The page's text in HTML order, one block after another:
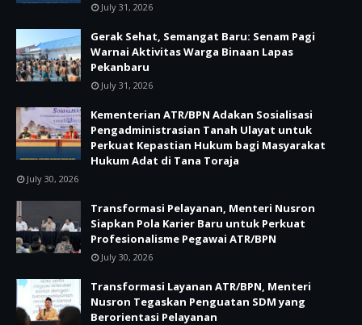
July 31, 2026
Gerak Sehat, Semangat Baru: Senam Pagi
Warnai Aktivitas Warga Binaan Lapas
Pekanbaru
July 31, 2026
Kementerian ATR/BPN Adakan Sosialisasi
Pengadministrasian Tanah Ulayat untuk
Perkuat Kepastian Hukum bagi Masyarakat
Hukum Adat di Tana Toraja
July 30, 2026
Transformasi Pelayanan, Menteri Nusron
Siapkan Pola Karier Baru untuk Perkuat
Profesionalisme Pegawai ATR/BPN
July 30, 2026
Transformasi Layanan ATR/BPN, Menteri
Nusron Tegaskan Penguatan SDM yang
Berorientasi Pelayanan